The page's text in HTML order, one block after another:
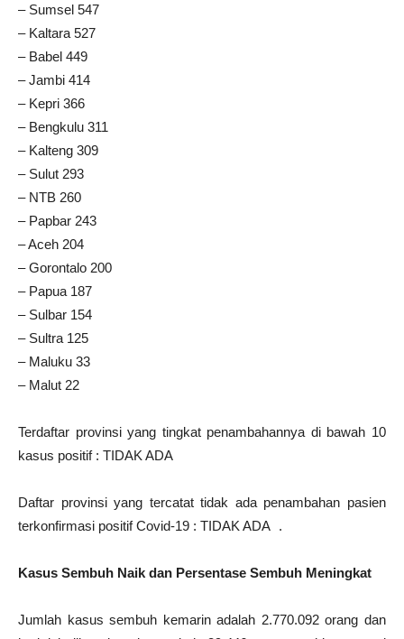
– Sumsel 547
– Kaltara 527
– Babel 449
– Jambi 414
– Kepri 366
– Bengkulu 311
– Kalteng 309
– Sulut 293
– NTB 260
– Papbar 243
– Aceh 204
– Gorontalo 200
– Papua 187
– Sulbar 154
– Sultra 125
– Maluku 33
– Malut 22
Terdaftar provinsi yang tingkat penambahannya di bawah 10
kasus positif : TIDAK ADA
Daftar provinsi yang tercatat tidak ada penambahan pasien
terkonfirmasi positif Covid-19 : TIDAK ADA .
Kasus Sembuh Naik dan Persentase Sembuh Meningkat
Jumlah kasus sembuh kemarin adalah 2.770.092 orang dan